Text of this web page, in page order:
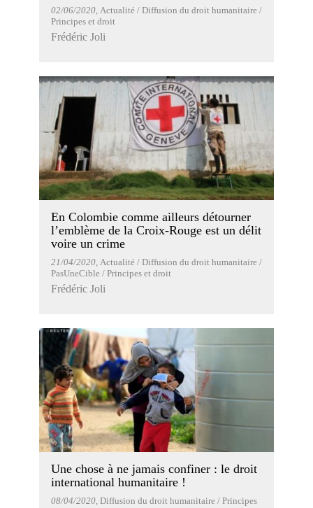
02/06/2020, Actualité / Diffusion du droit humanitaire /
Principes et droit
Frédéric Joli
En Colombie comme ailleurs détourner
l’emblème de la Croix-Rouge est un délit
voire un crime
21/04/2020, Actualité / Diffusion du droit humanitaire /
PasUneCible / Principes et droit
Frédéric Joli
Une chose à ne jamais confiner : le droit
international humanitaire !
08/04/2020, Diffusion du droit humanitaire / Principes